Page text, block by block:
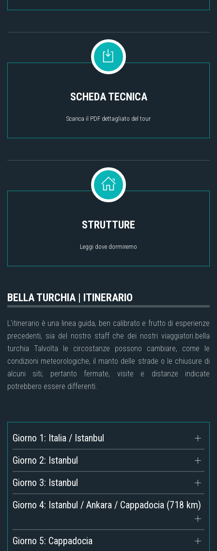
SCHEDA TECNICA
Scarica il PDF dettagliato del tour
STRUTTURE
Leggi dove dormiremo
BELLA TURCHIA | ITINERARIO
L'itinerario è una linea guida, ben calibrato e frutto di esperienze
precedenti, sia del nostro staff che dei nostri viaggiatori.bella
turchia Talvolta le circostanze possono cambiare, come le
condizioni meteorologiche, il manto delle strade o le chiusure di
alcuni siti; pertanto fermate, visite e distanze indicate
potrebbero essere differenti.
Giorno 1: Italia / Istanbul
Giorno 2: Istanbul
Giorno 3: Istanbul
Giorno 4: Istanbul / Ankara / Cappadocia (718 km)
Giorno 5: Cappadocia